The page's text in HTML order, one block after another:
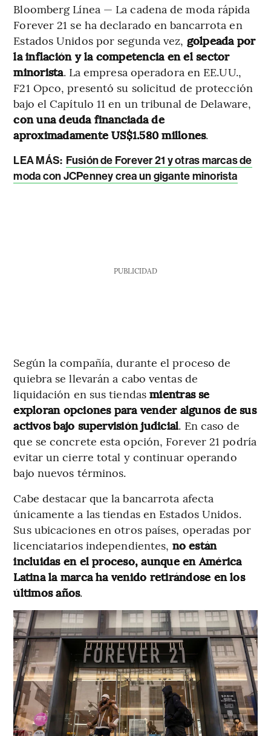
Bloomberg Línea — La cadena de moda rápida
Forever 21 se ha declarado en bancarrota en
Estados Unidos por segunda vez, golpeada por
la inflación y la competencia en el sector
minorista. La empresa operadora en EE.UU.,
F21 Opco, presentó su solicitud de protección
bajo el Capítulo 11 en un tribunal de Delaware,
con una deuda financiada de
aproximadamente US$1.580 millones.
LEA MÁS: Fusión de Forever 21 y otras marcas de
moda con JCPenney crea un gigante minorista
PUBLICIDAD
Según la compañía, durante el proceso de
quiebra se llevarán a cabo ventas de
liquidación en sus tiendasmientras se
exploran opciones para vender algunos de sus
activos bajo supervisión judicial. En caso de
que se concrete esta opción, Forever 21 podría
evitar un cierre total y continuar operando
bajo nuevos términos.
Cabe destacar que la bancarrota afecta
únicamente a las tiendas en Estados Unidos.
Sus ubicaciones en otros países, operadas por
licenciatarios independientes, no están
incluidas en el proceso, aunque en América
Latina la marca ha venido retirándose en los
últimos años.